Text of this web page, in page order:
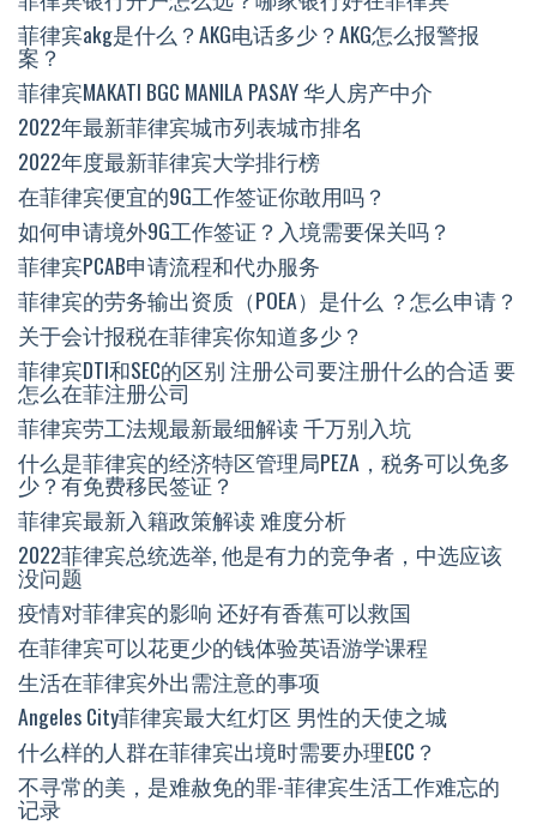
菲律宾akg是什么？AKG电话多少？AKG怎么报警报
案？
菲律宾MAKATI BGC MANILA PASAY 华人房产中介
2022年最新菲律宾城市列表城市排名
2022年度最新菲律宾大学排行榜
在菲律宾便宜的9G工作签证你敢用吗？
如何申请境外9G工作签证？入境需要保关吗？
菲律宾PCAB申请流程和代办服务
菲律宾的劳务输出资质（POEA）是什么 ？怎么申请？
关于会计报税在菲律宾你知道多少？
菲律宾DTI和SEC的区别 注册公司要注册什么的合适 要
怎么在菲注册公司
菲律宾劳工法规最新最细解读 千万别入坑
什么是菲律宾的经济特区管理局PEZA，税务可以免多
少？有免费移民签证？
菲律宾最新入籍政策解读 难度分析
2022菲律宾总统选举, 他是有力的竞争者，中选应该
没问题
疫情对菲律宾的影响 还好有香蕉可以救国
在菲律宾可以花更少的钱体验英语游学课程
生活在菲律宾外出需注意的事项
Angeles City菲律宾最大红灯区 男性的天使之城
什么样的人群在菲律宾出境时需要办理ECC？
不寻常的美，是难赦免的罪-菲律宾生活工作难忘的
记录